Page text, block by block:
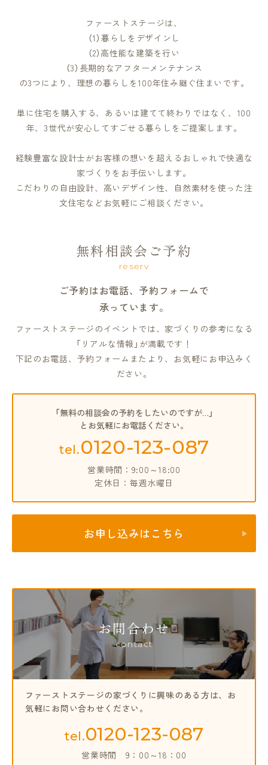
ファーストステージは、
（1）暮らしをデザインし
（2）高性能な建築を行い
（3）長期的なアフターメンテナンス
の3つにより、理想の暮らしを100年住み継ぐ住まいです。
単に住宅を購入する、あるいは建てて終わりではなく、100
年、3世代が安心してすごせる暮らしをご提案します。
経験豊富な設計士がお客様の想いを超えるおしゃれで快適な
家づくりをお手伝いします。
こだわりの自由設計、高いデザイン性、自然素材を使った注
文住宅などお気軽にご相談ください。
無料相談会ご予約
reserv
ご予約はお電話、予約フォームで
承っています。
ファーストステージのイベントでは、家づくりの参考になる
「リアルな情報」が満載です！
下記のお電話、予約フォームまたより、お気軽にお申込みく
ださい。
「無料の相談会の予約をしたいのですが…」
とお気軽にお電話ください。
tel.0120-123-087
営業時間：9:00～18:00
定休日：毎週水曜日
お申し込みはこちら
お問合わせ
contact
ファーストステージの家づくりに興味のある方は、 お
気軽にお問い合わせください。
tel.0120-123-087
営業時間 9：00～18：00